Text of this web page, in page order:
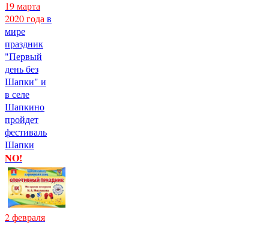
19 марта
2020 года в
мире
праздник
"Первый
день без
Шапки" и
в селе
Шапкино
пройдет
фестиваль
Шапки
NO!
2 февраля